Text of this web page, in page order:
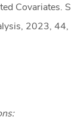
Covariates. S
2023, 44,